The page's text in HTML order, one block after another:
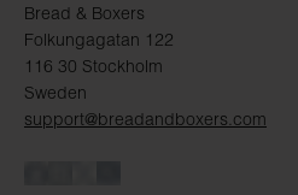
Bread & Boxers
Folkungagatan 122
116 30 Stockholm
Sweden
support@breadandboxers.com